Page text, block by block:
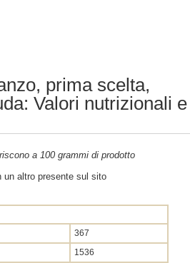
prima scelta,
Valori nutrizionali e
a 100 grammi di prodotto
altro presente sul sito
367
1536